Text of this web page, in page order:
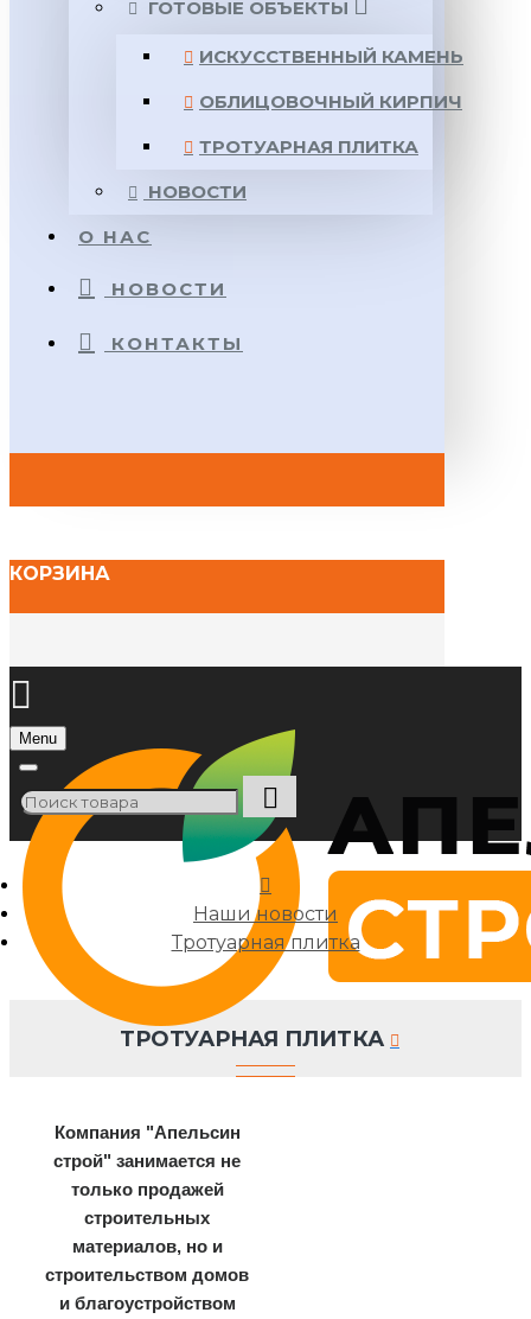
ГОТОВЫЕ ОБЪЕКТЫ
ИСКУССТВЕННЫЙ КАМЕНЬ
ОБЛИЦОВОЧНЫЙ КИРПИЧ
ТРОТУАРНАЯ ПЛИТКА
НОВОСТИ
О НАС
НОВОСТИ
КОНТАКТЫ
КОРЗИНА
Menu
Наши новости
Тротуарная плитка
ТРОТУАРНАЯ ПЛИТКА
Компания "Апельсин
строй" занимается не
только продажей
строительных
материалов, но и
строительством домов
и благоустройством